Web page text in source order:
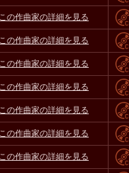
この作曲家の詳細を見る
この作曲家の詳細を見る
この作曲家の詳細を見る
この作曲家の詳細を見る
この作曲家の詳細を見る
この作曲家の詳細を見る
この作曲家の詳細を見る